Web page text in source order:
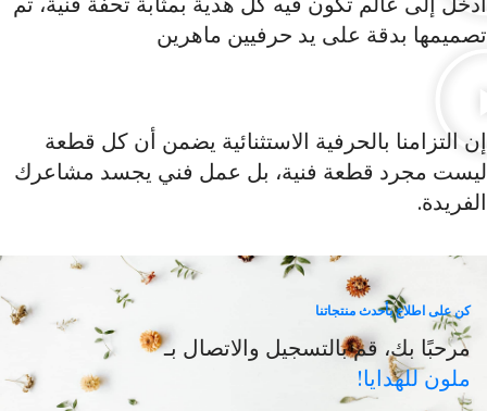
تصميمها بدقة على يد حرفيين ماهرين
إن التزامنا بالحرفية الاستثنائية يضمن أن كل قطعة
ليست مجرد قطعة فنية، بل عمل فني يجسد مشاعرك
الفريدة.​
كن على اطلاع بأحدث منتجاتنا
مرحبًا بك، قم بالتسجيل والاتصال بـ
ملون للهدايا!